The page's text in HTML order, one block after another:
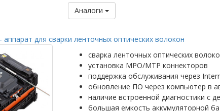
Аналоги
аппарат для сварки ленточных оптических волокон
сварка ленточных оптических
установка MPO/MTP коннекторов
поддержка обслуживания через
обновление ПО через компьютер в
наличие встроенной диагностики с
большая емкость аккумуляторной